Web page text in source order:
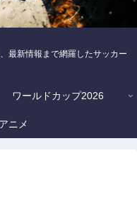
最新情報まで網羅したサッカー
ワールドカップ2026
ニメ